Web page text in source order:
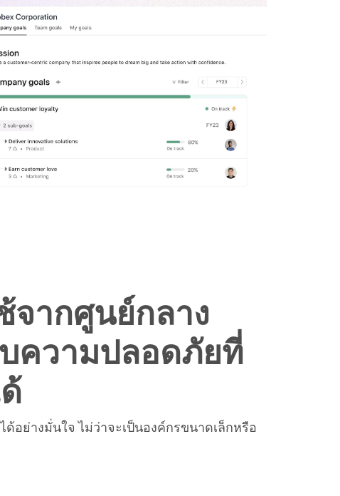
จากศูนย์กลาง
ความปลอดภัยที่
ด้อย่างมั่นใจ ไม่ว่าจะเป็นองค์กรขนาดเล็กหรือ